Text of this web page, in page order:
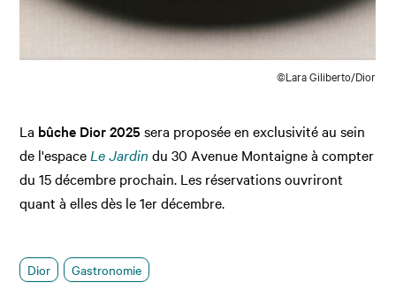
©Lara Giliberto/Dior
La bûche Dior 2025 sera proposée en exclusivité au sein
de l'espace Le Jardin du 30 Avenue Montaigne à compter
du 15 décembre prochain. Les réservations ouvriront
quant à elles dès le 1er décembre.
Dior Gastronomie